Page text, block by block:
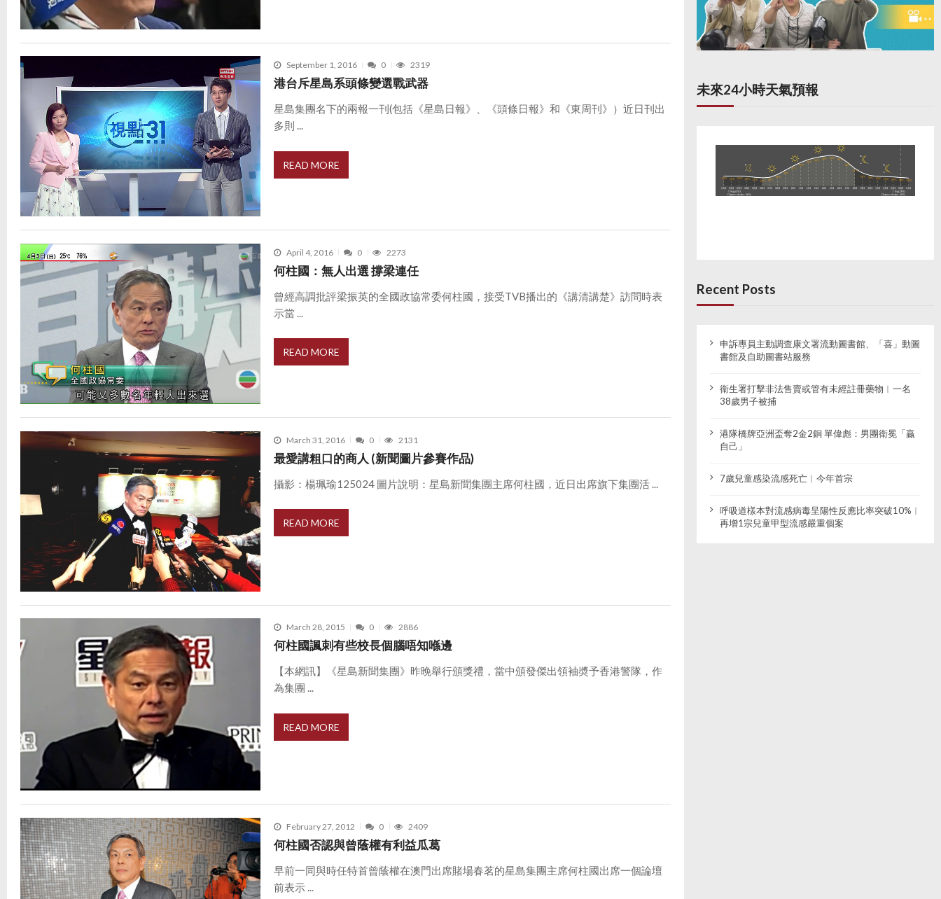
September 1, 2016 0 2319
港台斥星島系頭條變選戰武器
星島集團名下的兩報一刊(包括《星島日報》、《頭條日報》和《東周刊》）近日刊出
多則 ...
READ MORE
April 4, 2016 0 2273
何柱國：無人出選 撐梁連任
曾經高調批評梁振英的全國政協常委何柱國，接受TVB播出的《講清講楚》訪問時表
示當 ...
READ MORE
March 31, 2016 0 2131
最愛講粗口的商人 (新聞圖片參賽作品)
攝影：楊珮瑜125024 圖片說明：星島新聞集團主席何柱國，近日出席旗下集團活 ...
READ MORE
March 28, 2015 0 2886
何柱國諷刺有些校長個腦唔知喺邊
【本網訊】《星島新聞集團》昨晚舉行頒獎禮，當中頒發傑出領袖奬予香港警隊，作
為集團 ...
READ MORE
February 27, 2012 0 2409
何柱國否認與曾蔭權有利益瓜葛
早前一同與時任特首曾蔭權在澳門出席賭場春茗的星島集團主席何柱國出席一個論壇
前表示 ...
未來24小時天氣預報
Recent Posts
申訴專員主動調查康文署流動圖書館、「喜」動圖
書館及自助圖書站服務
衞生署打擊非法售賣或管有未經註冊藥物︱一名
38歲男子被捕
港隊橋牌亞洲盃奪2金2銅 單偉彪：男團衛冕「贏
自己」
7歲兒童感染流感死亡︱今年首宗
呼吸道樣本對流感病毒呈陽性反應比率突破10%︱
再增1宗兒童甲型流感嚴重個案